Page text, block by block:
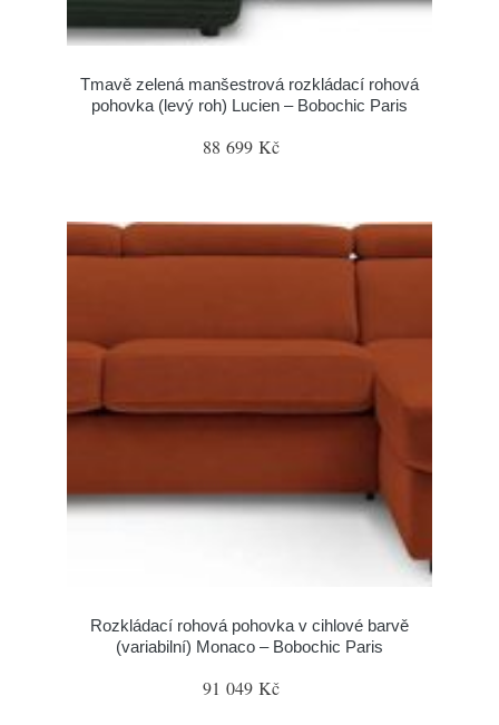
Tmavě zelená manšestrová rozkládací rohová
pohovka (levý roh) Lucien – Bobochic Paris
88 699 Kč
Rozkládací rohová pohovka v cihlové barvě
(variabilní) Monaco – Bobochic Paris
91 049 Kč